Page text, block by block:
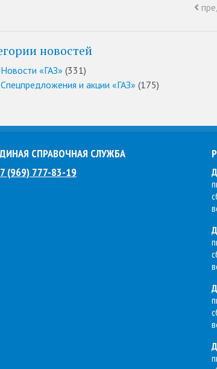
новостей
Новости «ГАЗ» (331)
Спецпредложения и акции «ГАЗ» (175)
СПРАВОЧНАЯ СЛУЖБА
(969) 777-83-19